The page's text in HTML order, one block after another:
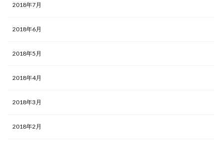
2018年7月
2018年6月
2018年5月
2018年4月
2018年3月
2018年2月